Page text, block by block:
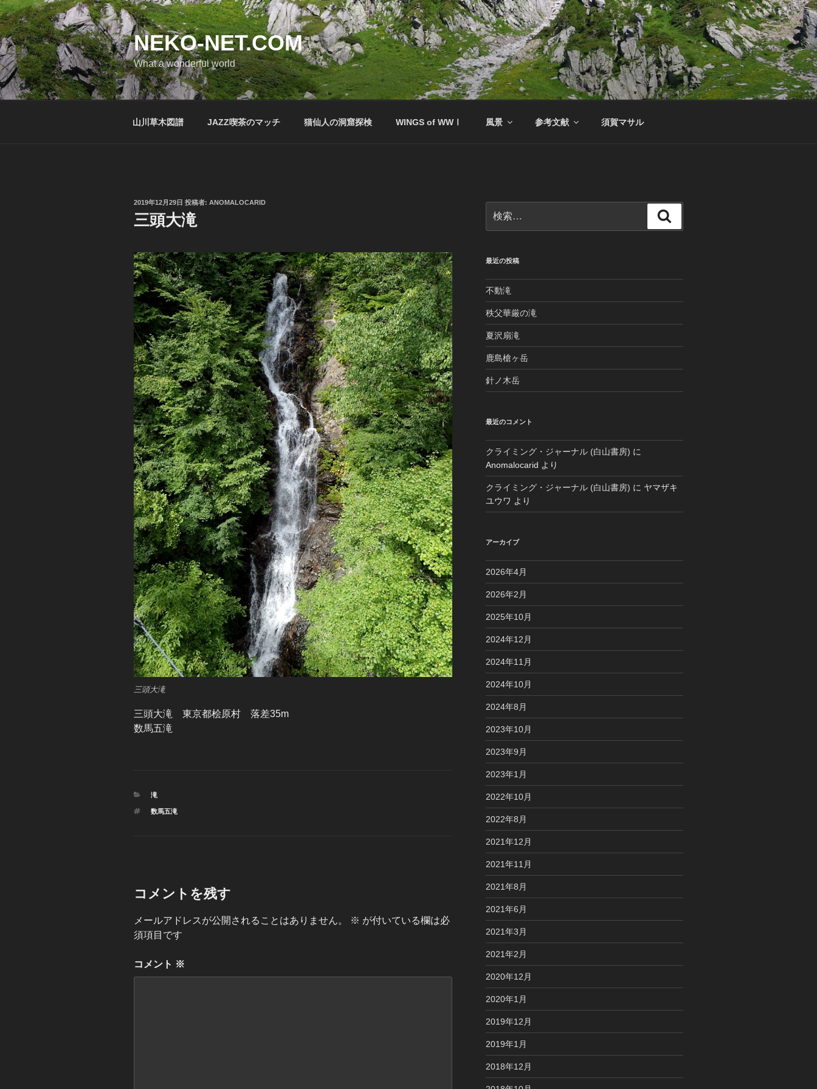
コ
ン
テ
ン
ツ
へ
ス
NEKO-NET.COM
What a wonderful world
山川草木図譜 JAZZ喫茶のマッチ 猫仙人の洞窟探検 WINGS of WWⅠ 風景 参考文献 須賀マサル
投
稿
日:
2019年12月29日 投稿者: ANOMALOCARID
三頭大滝
三頭大滝
三頭大滝 東京都桧原村 落差35m
数馬五滝
カ
ゴ
滝
タ
数馬五滝
コメントを残す
メールアドレスが公開されることはありません。 ※ が付いている欄は必
須項目です
コメント ※
索:
索
最近の投稿
不動滝
秩父華厳の滝
夏沢扇滝
鹿島槍ヶ岳
針ノ木岳
最近のコメント
クライミング・ジャーナル (白山書房) に
Anomalocarid より
クライミング・ジャーナル (白山書房) に ヤマザキ
ユウワ より
アーカイブ
2026年4月
2026年2月
2025年10月
2024年12月
2024年11月
2024年10月
2024年8月
2023年10月
2023年9月
2023年1月
2022年10月
2022年8月
2021年12月
2021年11月
2021年8月
2021年6月
2021年3月
2021年2月
2020年12月
2020年1月
2019年12月
2019年1月
2018年12月